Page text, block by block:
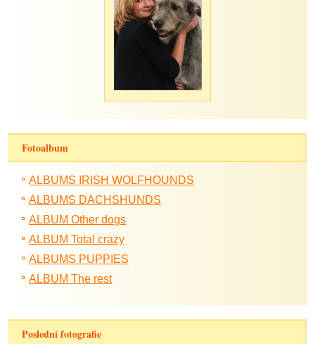
Fotoalbum
ALBUMS IRISH WOLFHOUNDS
ALBUMS DACHSHUNDS
ALBUM Other dogs
ALBUM Total crazy
ALBUMS PUPPIES
ALBUM The rest
Poslední fotografie